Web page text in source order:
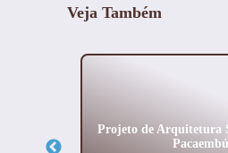
Veja Também
Projeto de Arquitetura
Pacaembú